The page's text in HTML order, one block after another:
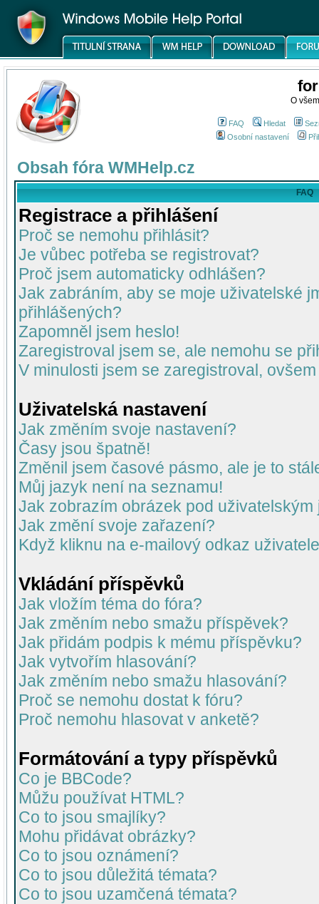
O
FAQ Hledat
Osobní nastavení
Obsah fóra WMHelp.cz
FAQ
Registrace a přihlášení
Proč se nemohu přihlásit?
Je vůbec potřeba se registrovat?
Proč jsem automaticky odhlášen?
Jak zabráním, aby se moje uživatelské
přihlášených?
Zapomněl jsem heslo!
Zaregistroval jsem se, ale nemohu se
V minulosti jsem se zaregistroval,
Uživatelská nastavení
Jak změním svoje nastavení?
Časy jsou špatně!
Změnil jsem časové pásmo, ale je to
Můj jazyk není na seznamu!
Jak zobrazím obrázek pod uživatelským
Jak změní svoje zařazení?
Když kliknu na e-mailový odkaz
Vkládání příspěvků
Jak vložím téma do fóra?
Jak změním nebo smažu příspěvek?
Jak přidám podpis k mému příspěvku?
Jak vytvořím hlasování?
Jak změním nebo smažu hlasování?
Proč se nemohu dostat k fóru?
Proč nemohu hlasovat v anketě?
Formátování a typy příspěvků
Co je BBCode?
Můžu používat HTML?
Co to jsou smajlíky?
Mohu přidávat obrázky?
Co to jsou oznámení?
Co to jsou důležitá témata?
Co to jsou uzamčená témata?